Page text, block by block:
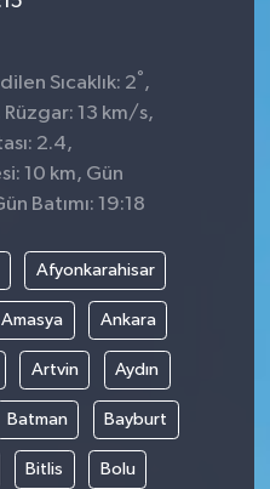
Sıcaklık: 2° ,
Rüzgar: 13 km/s,
2.4,
10 km, Gün
Batımı: 19:18
Afyonkarahisar
Amasya Ankara
Artvin Aydın
Batman Bayburt
Bitlis Bolu